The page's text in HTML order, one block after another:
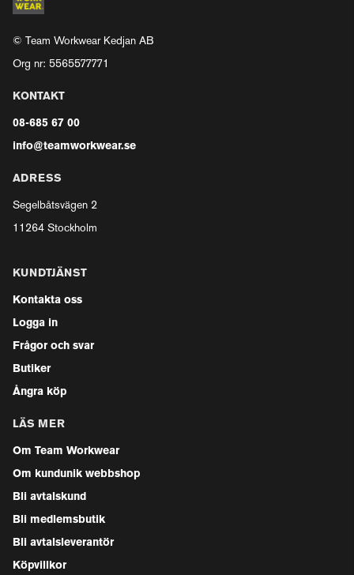
© Team Workwear Kedjan AB
Org nr: 5565577771
KONTAKT
08-685 67 00
info@teamworkwear.se
ADRESS
Segelbåtsvägen 2
11264 Stockholm
KUNDTJÄNST
Kontakta oss
Logga in
Frågor och svar
Butiker
Ångra köp
LÄS MER
Om Team Workwear
Om kundunik webbshop
Bli avtalskund
Bli medlemsbutik
Bli avtalsleverantör
Köpvillkor